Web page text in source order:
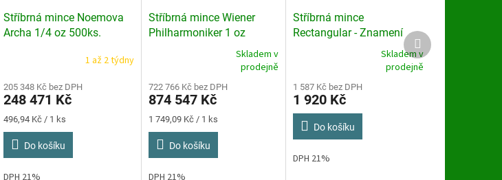
Stříbrná mince Noemova
Archa 1/4 oz 500ks.
produktu
je
4,5
hvězdiček.
1 až 2 týdny
205 348 Kč bez DPH
248 471 Kč
Měrná
cena:
496,94 Kč / 1 ks
Do košíku
DPH 21%
Stříbrná mince Wiener
Philharmoniker 1 oz
produktu
je
3,6
hvězdiček.
Skladem v
prodejně
722 766 Kč bez DPH
874 547 Kč
Měrná
cena:
1 749,09 Kč / 1 ks
Do košíku
DPH 21%
Stříbrná mince
Rectangular - Znamení
produktu
je
3,6
5
hvězdiček.
Skladem v
prodejně
1 587 Kč bez DPH
1 920 Kč
Do košíku
DPH 21%
Další
produkt